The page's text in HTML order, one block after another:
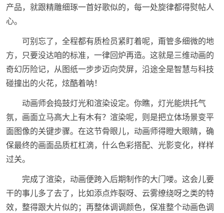
产品，就跟精雕细琢一首好歌似的，每一处旋律都得熨帖人
心。
可别忘了，全程都有质检员紧盯着呢，甭管多细微的地
方，只要没达咱的标准，一律回炉再造。这就是三维动画的
奇幻历险记，从图纸一步步迈向荧屏，沿途全是智慧与科技
碰撞出的火花，炫酷着呐！
动画师会捣鼓灯光和渲染设定。你瞧，灯光能烘托气
氛，画面立马高大上有木有？渲染呢，则是把立体场景变平
面图像的关键步骤。在这节骨眼儿，动画师得瞪大眼睛，确
保最终的画面品质杠杠滴，什么色彩搭配、光影变化，样样
过关。
完成了渲染，动画便跨入后期制作的大门喽。这会儿要
干的事儿多了去了，比如添点炸裂呀、云雾缭绕呀之类的特
效，整得跟大片似的；再整体调调颜色，保准整个动画色调